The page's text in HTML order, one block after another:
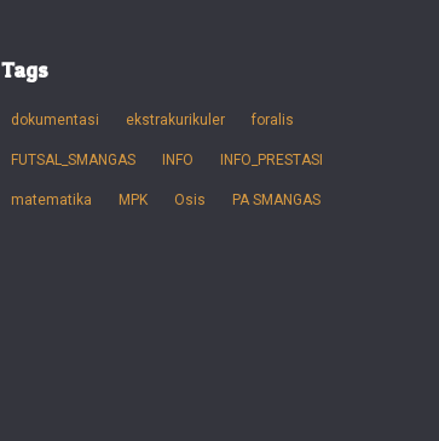
Tags
dokumentasi ekstrakurikuler foralis
FUTSAL_SMANGAS INFO INFO_PRESTASI
matematika MPK Osis PA SMANGAS